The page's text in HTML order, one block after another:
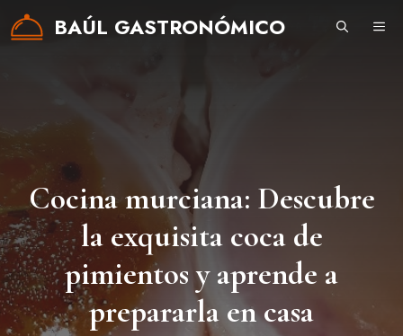
Saltar
BAÚL GASTRONÓMICO
Cocina murciana: Descubre
la exquisita coca de
pimientos y aprende a
prepararla en casa